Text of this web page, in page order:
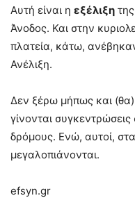
Αυτή είναι η εξέλιξη
Άνοδος. Και στην
πλατεία, κάτω,
Ανέλιξη.
Δεν ξέρω μήπως και
γίνονται συγκεντρώσεις
δρόμους. Ενώ, αυτοί,
μεγαλοπιάνονται.
efsyn.gr